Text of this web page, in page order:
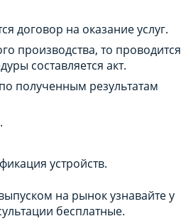
договор на оказание услуг.
производства, то проводится
составляется акт.
полученным результатам
устройств.
на рынок узнавайте у
бесплатные.